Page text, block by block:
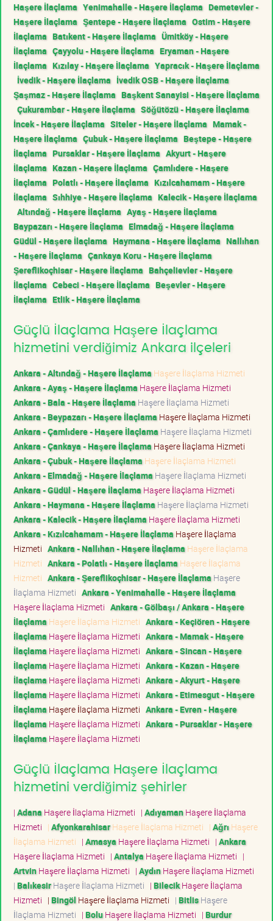
Haşere İlaçlama Yenimahalle - Haşere İlaçlama Demetevler -
Haşere İlaçlama Şentepe - Haşere İlaçlama Ostim - Haşere
İlaçlama Batıkent - Haşere İlaçlama Ümitköy - Haşere
İlaçlama Çayyolu - Haşere İlaçlama Eryaman - Haşere
İlaçlama Kızılay - Haşere İlaçlama Yapracık - Haşere İlaçlama
İvedik - Haşere İlaçlama İvedik OSB - Haşere İlaçlama
Şaşmaz - Haşere İlaçlama Başkent Sanayisi - Haşere İlaçlama
Çukurambar - Haşere İlaçlama Söğütözü - Haşere İlaçlama
İncek - Haşere İlaçlama Siteler - Haşere İlaçlama Mamak -
Haşere İlaçlama Çubuk - Haşere İlaçlama Beştepe - Haşere
İlaçlama Pursaklar - Haşere İlaçlama Akyurt - Haşere
İlaçlama Kazan - Haşere İlaçlama Çamlıdere - Haşere
İlaçlama Polatlı - Haşere İlaçlama Kızılcahamam - Haşere
İlaçlama Sıhhiye - Haşere İlaçlama Kalecik - Haşere İlaçlama
Altındağ - Haşere İlaçlama Ayaş - Haşere İlaçlama
Baypazarı - Haşere İlaçlama Elmadağ - Haşere İlaçlama
Güdül - Haşere İlaçlama Haymana - Haşere İlaçlama Nallıhan
- Haşere İlaçlama Çankaya Koru - Haşere İlaçlama
Şereflikoçhisar - Haşere İlaçlama Bahçelievler - Haşere
İlaçlama Cebeci - Haşere İlaçlama Beşevler - Haşere
İlaçlama Etlik - Haşere İlaçlama
Güçlü İlaçlama Haşere İlaçlama
hizmetini verdiğimiz Ankara ilçeleri
Ankara - Altındağ - Haşere İlaçlama Haşere İlaçlama Hizmeti
Ankara - Ayaş - Haşere İlaçlama Haşere İlaçlama Hizmeti
Ankara - Bala - Haşere İlaçlama Haşere İlaçlama Hizmeti
Ankara - Beypazarı - Haşere İlaçlama Haşere İlaçlama Hizmeti
Ankara - Çamlıdere - Haşere İlaçlama Haşere İlaçlama Hizmeti
Ankara - Çankaya - Haşere İlaçlama Haşere İlaçlama Hizmeti
Ankara - Çubuk - Haşere İlaçlama Haşere İlaçlama Hizmeti
Ankara - Elmadağ - Haşere İlaçlama Haşere İlaçlama Hizmeti
Ankara - Güdül - Haşere İlaçlama Haşere İlaçlama Hizmeti
Ankara - Haymana - Haşere İlaçlama Haşere İlaçlama Hizmeti
Ankara - Kalecik - Haşere İlaçlama Haşere İlaçlama Hizmeti
Ankara - Kızılcahamam - Haşere İlaçlama Haşere İlaçlama
Hizmeti Ankara - Nallıhan - Haşere İlaçlama Haşere İlaçlama
Hizmeti Ankara - Polatlı - Haşere İlaçlama Haşere İlaçlama
Hizmeti Ankara - Şereflikoçhisar - Haşere İlaçlama Haşere
İlaçlama Hizmeti Ankara - Yenimahalle - Haşere İlaçlama
Haşere İlaçlama Hizmeti Ankara - Gölbaşı / Ankara - Haşere
İlaçlama Haşere İlaçlama Hizmeti Ankara - Keçiören - Haşere
İlaçlama Haşere İlaçlama Hizmeti Ankara - Mamak - Haşere
İlaçlama Haşere İlaçlama Hizmeti Ankara - Sincan - Haşere
İlaçlama Haşere İlaçlama Hizmeti Ankara - Kazan - Haşere
İlaçlama Haşere İlaçlama Hizmeti Ankara - Akyurt - Haşere
İlaçlama Haşere İlaçlama Hizmeti Ankara - Etimesgut - Haşere
İlaçlama Haşere İlaçlama Hizmeti Ankara - Evren - Haşere
İlaçlama Haşere İlaçlama Hizmeti Ankara - Pursaklar - Haşere
İlaçlama Haşere İlaçlama Hizmeti
Güçlü İlaçlama Haşere İlaçlama
hizmetini verdiğimiz şehirler
| Adana Haşere İlaçlama Hizmeti | AdıyamanHaşere İlaçlama
Hizmeti | AfyonkarahisarHaşere İlaçlama Hizmeti | Ağrı Haşere
İlaçlama Hizmeti | Amasya Haşere İlaçlama Hizmeti | Ankara
Haşere İlaçlama Hizmeti | Antalya Haşere İlaçlama Hizmeti |
ArtvinHaşere İlaçlama Hizmeti | AydınHaşere İlaçlama Hizmeti
| BalıkesirHaşere İlaçlama Hizmeti | BilecikHaşere İlaçlama
Hizmeti | Bingöl Haşere İlaçlama Hizmeti | BitlisHaşere
İlaçlama Hizmeti | BoluHaşere İlaçlama Hizmeti | Burdur